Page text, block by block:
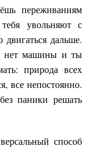
переживаниям
увольняют с
дальше.
нет машины и ты
природа всех
все непостоянно.
паники решать
способ